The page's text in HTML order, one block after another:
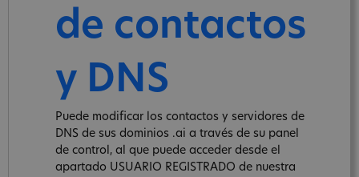
de contactos
y DNS
Puede modificar los contactos y servidores de
DNS de sus dominios .ai a través de su panel
de control, al que puede acceder desde el
apartado USUARIO REGISTRADO de nuestra